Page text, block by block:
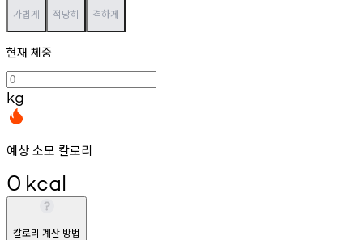
가볍게 적당히 격하게
현재 체중
kg
예상 소모 칼로리
0 kcal
칼로리 계산 방법